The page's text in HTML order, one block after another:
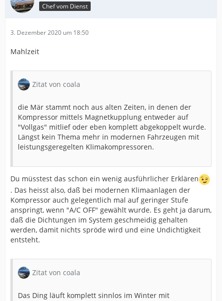
Chef vom Dienst
3. Dezember 2020 um 18:50
Mahlzeit
Zitat von coala
die Mär stammt noch aus alten Zeiten, in denen der
Kompressor mittels Magnetkupplung entweder auf
"Vollgas" mitlief oder eben komplett abgekoppelt wurde.
Längst kein Thema mehr in modernen Fahrzeugen mit
leistungsgeregelten Klimakompressoren.
Du müsstest das schon ein wenig ausführlicher Erklären
. Das heisst also, daß bei modernen Klimaanlagen der
Kompressor auch gelegentlich mal auf geringer Stufe
anspringt, wenn "A/C OFF" gewählt wurde. Es geht ja darum,
daß die Dichtungen im System geschmeidig gehalten
werden, damit nichts spröde wird und eine Undichtigkeit
entsteht.
Zitat von coala
Das Ding läuft komplett sinnlos im Winter mit